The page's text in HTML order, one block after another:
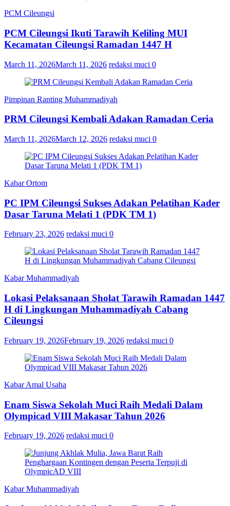
PCM Cileungsi
PCM Cileungsi Ikuti Tarawih Keliling MUI
Kecamatan Cileungsi Ramadan 1447 H
March 11, 2026March 11, 2026 redaksi muci 0
Pimpinan Ranting Muhammadiyah
PRM Cileungsi Kembali Adakan Ramadan Ceria
March 11, 2026March 12, 2026 redaksi muci 0
Kabar Ortom
PC IPM Cileungsi Sukses Adakan Pelatihan Kader
Dasar Taruna Melati 1 (PDK TM 1)
February 23, 2026 redaksi muci 0
Kabar Muhammadiyah
Lokasi Pelaksanaan Sholat Tarawih Ramadan 1447
H di Lingkungan Muhammadiyah Cabang
Cileungsi
February 19, 2026February 19, 2026 redaksi muci 0
Kabar Amal Usaha
Enam Siswa Sekolah Muci Raih Medali Dalam
Olympicad VIII Makasar Tahun 2026
February 19, 2026 redaksi muci 0
Kabar Muhammadiyah